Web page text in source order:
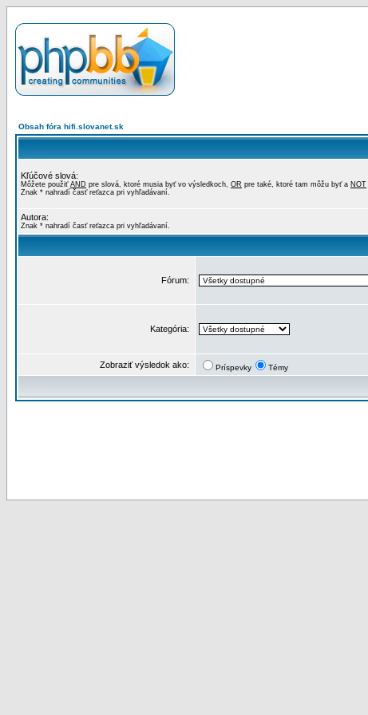
Obsah fóra hifi.slovanet.sk
Kľúčové slová:
Môžete použiť AND pre slová, ktoré musia byť vo výsledkoch, OR pre také, ktoré tam môžu byť a NOT
Znak * nahradí časť reťazca pri vyhľadávaní.
Autora:
Znak * nahradí časť reťazca pri vyhľadávaní.
Fórum:
Kategória:
Zobraziť výsledok ako: Príspevky Témy